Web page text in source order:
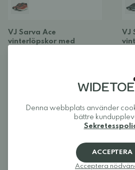
VJ Sarva Ace
vinterlöpskor med
VJ
1
stora urval av
Denna webbplats använder
bättre
ACCEPTERA
Acceptera